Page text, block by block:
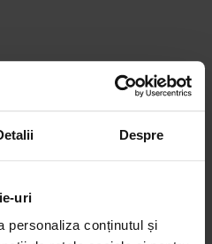
Despre
uri
personaliza conținutul și